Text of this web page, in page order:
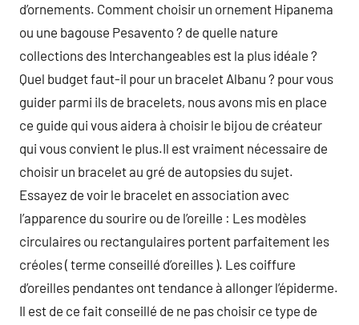
d’ornements. Comment choisir un ornement Hipanema
ou une bagouse Pesavento ? de quelle nature
collections des Interchangeables est la plus idéale ?
Quel budget faut-il pour un bracelet Albanu ? pour vous
guider parmi ils de bracelets, nous avons mis en place
ce guide qui vous aidera à choisir le bijou de créateur
qui vous convient le plus.Il est vraiment nécessaire de
choisir un bracelet au gré de autopsies du sujet.
Essayez de voir le bracelet en association avec
l’apparence du sourire ou de l’oreille : Les modèles
circulaires ou rectangulaires portent parfaitement les
créoles ( terme conseillé d’oreilles ). Les coiffure
d’oreilles pendantes ont tendance à allonger l’épiderme.
Il est de ce fait conseillé de ne pas choisir ce type de